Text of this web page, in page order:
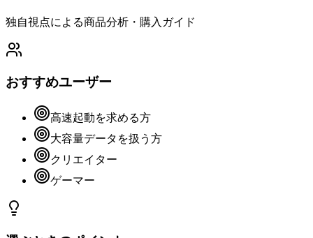
独自視点による商品分析・購入ガイド
おすすめユーザー
高速起動を求める方
大容量データを扱う方
クリエイター
ゲーマー